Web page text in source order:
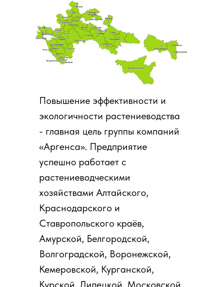
Повышение эффективности и
экологичности растениеводства
- главная цель группы компаний
«Аргенса». Предприятие
успешно работает с
растениеводческими
хозяйствами Алтайского,
Краснодарского и
Ставропольского краёв,
Амурской, Белгородской,
Волгоградской, Воронежской,
Кемеровской, Курганской,
Курской, Липецкой, Московской,